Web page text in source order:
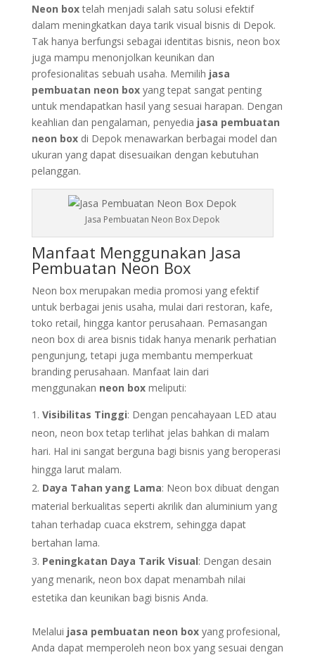
Neon boxtelah menjadi salah satu solusi efektif
dalam meningkatkan daya tarik visual bisnis di Depok.
Tak hanya berfungsi sebagai identitas bisnis, neon box
juga mampu menonjolkan keunikan dan
profesionalitas sebuah usaha. Memilih jasa
pembuatan neon boxyang tepat sangat penting
untuk mendapatkan hasil yang sesuai harapan. Dengan
keahlian dan pengalaman, penyedia jasa pembuatan
neon boxdi Depok menawarkan berbagai model dan
ukuran yang dapat disesuaikan dengan kebutuhan
pelanggan.
Jasa Pembuatan Neon Box Depok
Manfaat Menggunakan Jasa
Pembuatan Neon Box
Neon box merupakan media promosi yang efektif
untuk berbagai jenis usaha, mulai dari restoran, kafe,
toko retail, hingga kantor perusahaan. Pemasangan
neon box di area bisnis tidak hanya menarik perhatian
pengunjung, tetapi juga membantu memperkuat
branding perusahaan. Manfaat lain dari
menggunakan neon boxmeliputi:
Visibilitas Tinggi: Dengan pencahayaan LED atau
neon, neon box tetap terlihat jelas bahkan di malam
hari. Hal ini sangat berguna bagi bisnis yang beroperasi
hingga larut malam.
Daya Tahan yang Lama: Neon box dibuat dengan
material berkualitas seperti akrilik dan aluminium yang
tahan terhadap cuaca ekstrem, sehingga dapat
bertahan lama.
Peningkatan Daya Tarik Visual: Dengan desain
yang menarik, neon box dapat menambah nilai
estetika dan keunikan bagi bisnis Anda.
Melalui jasa pembuatan neon boxyang profesional,
Anda dapat memperoleh neon box yang sesuai dengan